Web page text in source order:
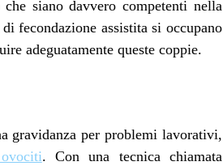
siano davvero competenti nella
fecondazione assistita si occupano
adeguatamente queste coppie.
gravidanza per problemi lavorativi,
. Con una tecnica chiamata